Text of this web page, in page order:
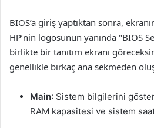
BIOS’a giriş yaptıktan sonra,
HP’nin logosunun yanında "BIOS
birlikte bir tanıtım ekranı
genellikle birkaç ana sekmeden
Main: Sistem bilgilerini
RAM kapasitesi ve sistem